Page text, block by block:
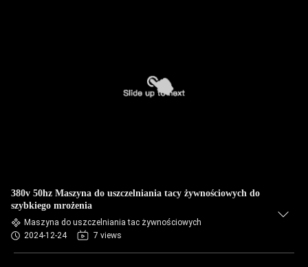
380v 50hz Maszyna do uszczelniania tacy żywnościowych do
szybkiego mrożenia
Maszyna do uszczelniania tac żywnościowych
2024-12-24
7 views